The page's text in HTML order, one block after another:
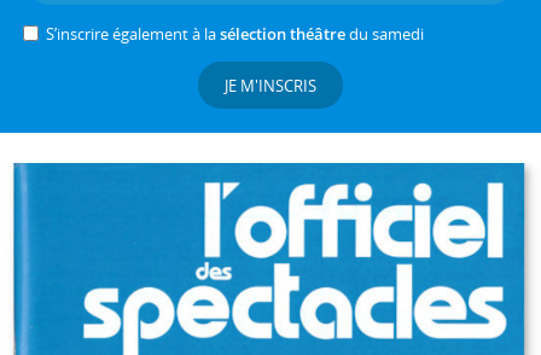
S’inscrire également à lasélection théâtredu samedi
JE M'INSCRIS